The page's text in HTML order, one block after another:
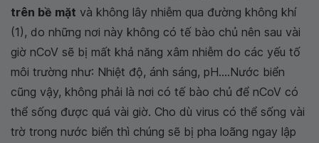
trên bề mặt và không lây nhiễm qua đường không khí
(1), do những nơi này không có tế bào chủ nên sau vài
giờ nCoV sẽ bị mất khả năng xâm nhiễm do các yếu tố
môi trường như: Nhiệt độ, ánh sáng, pH....Nước biển
cũng vậy, không phải là nơi có tế bào chủ để nCoV có
thể sống được quá vài giờ. Cho dù virus có thể sống vài
trờ trong nước biển thì chúng sẽ bị pha loãng ngay lập